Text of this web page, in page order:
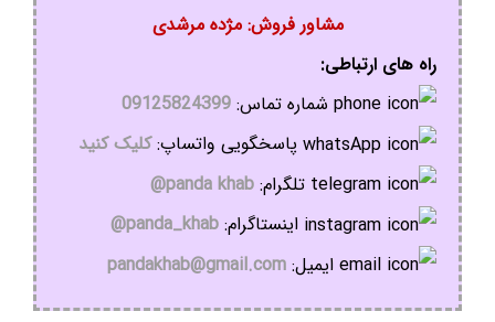
مشاور فروش: مژده مرشدی
راه های ارتباطی:
شماره تماس: 09125824399
پاسخگویی واتساپ:کلیک کنید
تلگرام: panda khab@
اینستاگرام: panda_khab@
ایمیل: pandakhab@gmail.com